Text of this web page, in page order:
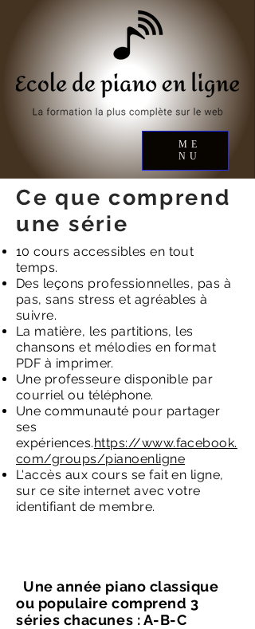
ME
NU
Ce que comprend
une série
10 cours accessibles en tout
temps.
Des leçons professionnelles, pas à
pas, sans stress et agréables à
suivre.
La matière, les partitions, les
chansons et mélodies en format
PDF à imprimer.
Une professeure disponible par
courriel ou téléphone.
Une communauté pour partager
ses
expériences.https://www.facebook.
com/groups/pianoenligne
L'accès aux cours se fait en ligne,
sur ce site internet avec votre
identifiant de membre.
Une année piano classique
ou populaire comprend 3
séries chacunes : A-B-C